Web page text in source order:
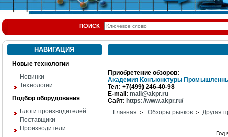
ПОИСК
НАВИГАЦИЯ
Новые технологии
Новинки
Технологии
Подбор оборудования
Блоги производителей
Поставщики
Производители
Приобретение обзоров:
Академия Конъюнктуры
Тел: +7(499) 246-40-98
E-mail: mail@akpr.ru
Сайт: https://www.akpr.ru/
Главная > Обзоры рынков > Другая
Год